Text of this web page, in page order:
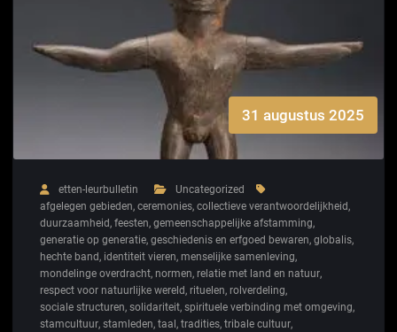
31 augustus 2025
etten-leurbulletin
Uncategorized
afgelegen gebieden, ceremonies, collectieve verantwoordelijkheid,
duurzaamheid, feesten, gemeenschappelijke afstamming,
generatie op generatie, geschiedenis en erfgoed bewaren, globalis,
hechte band, identiteit vieren, menselijke samenleving,
mondelinge overdracht, normen, relatie met land en natuur,
respect voor natuurlijke wereld, rituelen, rolverdeling,
sociale structuren, solidariteit, spirituele verbinding met omgeving,
stamcultuur, stamleden, taal , tradities, tribale cultuur,